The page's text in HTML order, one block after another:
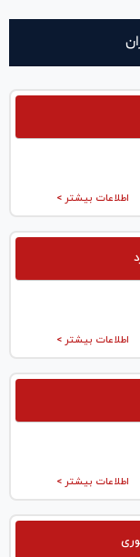
اطلاعات بیشتر >
اطلاعات بیشتر >
اطلاعات بیشتر >